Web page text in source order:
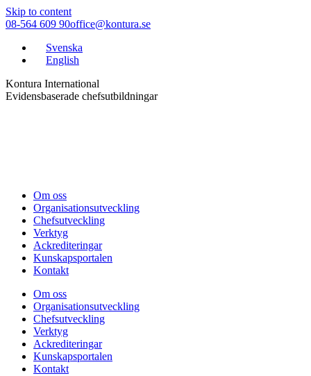
Skip to content
08-564 609 90office@kontura.se
Svenska
English
Kontura International
Evidensbaserade chefsutbildningar
Om oss
Organisationsutveckling
Chefsutveckling
Verktyg
Ackrediteringar
Kunskapsportalen
Kontakt
Om oss
Organisationsutveckling
Chefsutveckling
Verktyg
Ackrediteringar
Kunskapsportalen
Kontakt